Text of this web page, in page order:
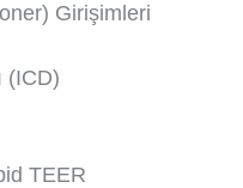
Girişimleri
(ICD)
TEER